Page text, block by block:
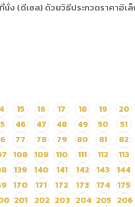
นั่ง (ดีเซล) ด้วยวิธีประกวดราคาอิ
15 16 17 18 19 20
46 47 48 49 50 51
77 78 79 80 81 82
108 109 110 111 112 113
139 140 141 142 143 144
170 171 172 173 174 175
201 202 203 204 205 206